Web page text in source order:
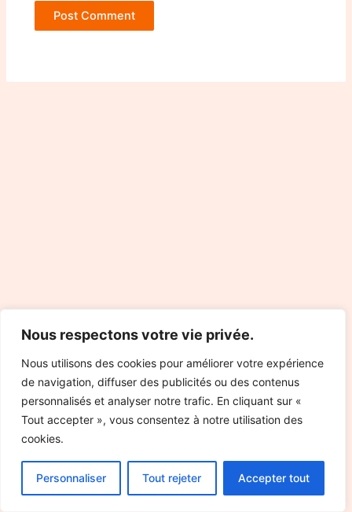
Nous respectons votre vie privée.
Nous utilisons des cookies pour améliorer votre expérience
de navigation, diffuser des publicités ou des contenus
personnalisés et analyser notre trafic. En cliquant sur «
Tout accepter », vous consentez à notre utilisation des
cookies.
Personnaliser Tout rejeter Accepter tout